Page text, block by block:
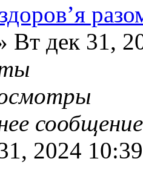
Вт дек 31,
2024